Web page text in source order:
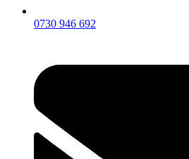
0730 946 692